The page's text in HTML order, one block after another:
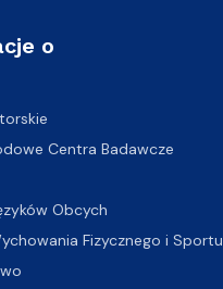
o
Centra Badawcze
Obcych
Fizycznego i Sportu